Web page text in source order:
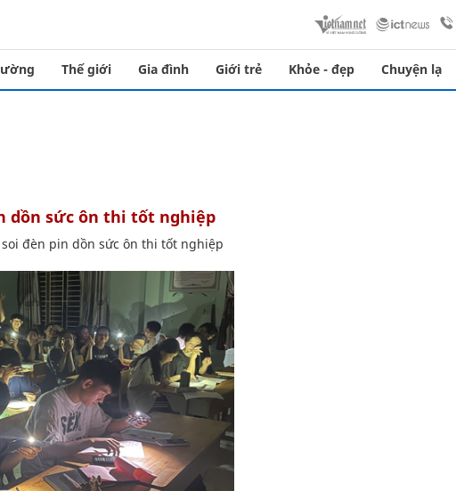
Thế giới Gia đình Giới trẻ Khỏe - đẹp Chuyện lạ
dồn sức ôn thi tốt nghiệp
đèn pin dồn sức ôn thi tốt nghiệp